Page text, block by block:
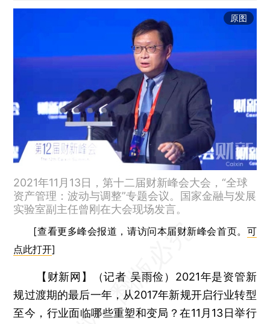
原图
2021年11月13日，第十二届财新峰会大会，“全球
资产管理：波动与调整”专题会议。国家金融与发展
实验室副主任曾刚在大会现场发言。
[查看更多峰会报道，请访问本届财新峰会首页。 可
点此打开]
【财新网】（记者 吴雨俭） 2021年是资管新
规过渡期的最后一年，从2017年新规开启行业转型
至今，行业面临哪些重塑和变局？在11月13日举行